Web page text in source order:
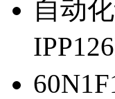
自动